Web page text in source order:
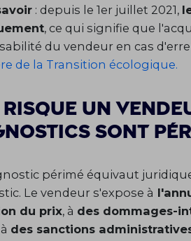
: depuis le 1er juillet 2021,
, ce qui signifie que
du vendeur en cas
de la Transition écologique.
risque un
sont
périmé équivaut
Le vendeur s'expose à
du prix, à des dommages-
des sanctions